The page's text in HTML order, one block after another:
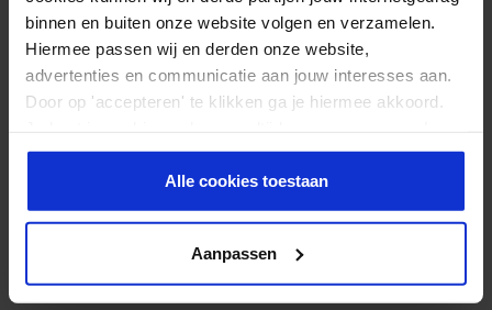
binnen en buiten onze website volgen en verzamelen.
Hiermee passen wij en derden onze website,
advertenties en communicatie aan jouw interesses aan.
Door op 'accepteren' te klikken ga je hiermee akkoord.
er meer over in onsprivacy beleid.
Alle cookies toestaan
Aanpassen
SINGLE LEG OF UNILATERALE
HIP THRUST
Unilateraal trainen is trainen met eerst de ene kant (arm of